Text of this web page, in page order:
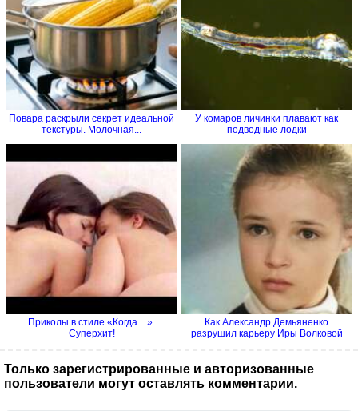
Повара раскрыли секрет идеальной
текстуры. Молочная...
У комаров личинки плавают как
подводные лодки
Приколы в стиле «Когда ...».
Суперхит!
Как Александр Демьяненко
разрушил карьеру Иры Волковой
Только зарегистрированные и авторизованные
пользователи могут оставлять комментарии.